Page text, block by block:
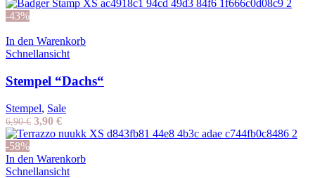
-43%
In den Warenkorb
Schnellansicht
Stempel “Dachs“
Stempel, Sale
6,90€ Ursprünglicher
Preis
6,90 €
3,90 €Aktueller
Preis
3,90 €.
-58%
In den Warenkorb
Schnellansicht